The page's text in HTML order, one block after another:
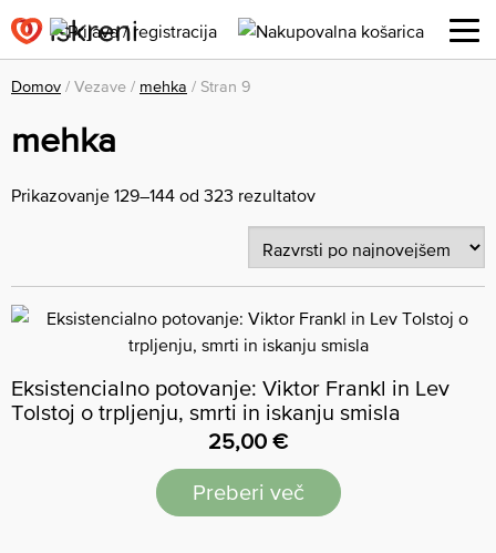
Domov / Vezave / mehka / Stran 9
mehka
Prikazovanje 129–144 od 323 rezultatov
Eksistencialno potovanje: Viktor Frankl in Lev
Tolstoj o trpljenju, smrti in iskanju smisla
25,00 €
Preberi več